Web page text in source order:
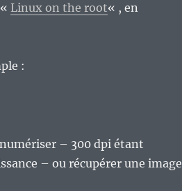
Linux on the root« , en
:
– 300 dpi étant
– ou récupérer une image